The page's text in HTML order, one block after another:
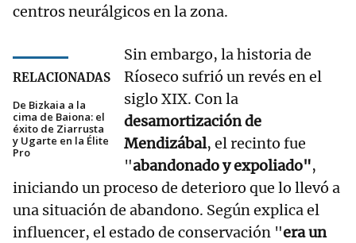
centros neurálgicos en la zona.
RELACIONADAS
De Bizkaia a la
cima de Baiona: el
éxito de Ziarrusta
y Ugarte en la Élite
Pro
Sin embargo, la historia de
Ríoseco sufrió un revés en el
siglo XIX. Con la
desamortización de
Mendizábal, el recinto fue
"abandonado y expoliado",
iniciando un proceso de deterioro que lo llevó a
una situación de abandono. Según explica el
influencer, el estado de conservación "era un